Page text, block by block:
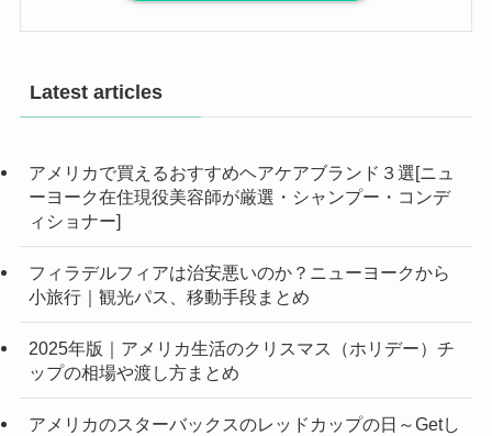
Latest articles
アメリカで買えるおすすめヘアケアブランド３選[ニュ
ーヨーク在住現役美容師が厳選・シャンプー・コンデ
ィショナー]
フィラデルフィアは治安悪いのか？ニューヨークから
小旅行｜観光パス、移動手段まとめ
2025年版｜アメリカ生活のクリスマス（ホリデー）チ
ップの相場や渡し方まとめ
アメリカのスターバックスのレッドカップの日～Getし